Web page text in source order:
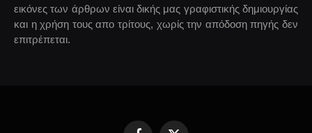
εικόνες των άρθρων είναι δικής μας γραφιστικής δημιουργίας
και η χρήση τους απο τρίτους, χωρίς την απόδοση πηγής δεν
επιτρέπεται.